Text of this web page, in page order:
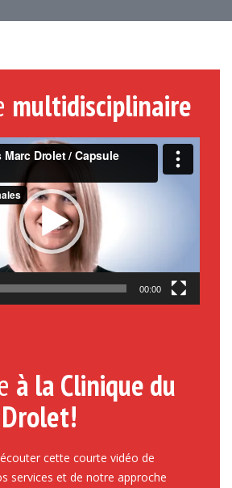
multidisciplinaire
00:00
à la Clinique du
cette courte vidéo de
services et de notre approche